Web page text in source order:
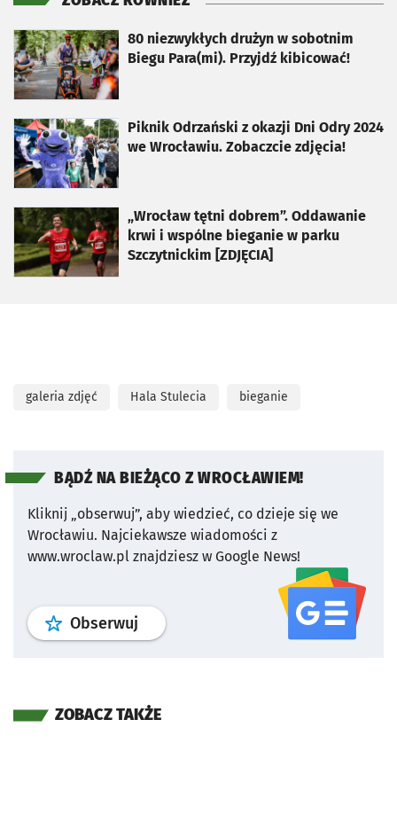
80 niezwykłych drużyn w sobotnim
Biegu Para(mi). Przyjdź kibicować!
otworzy się w nowej karcie
Piknik Odrzański z okazji Dni Odry 2024
we Wrocławiu. Zobaczcie zdjęcia!
otworzy się w nowej karcie
„Wrocław tętni dobrem”. Oddawanie
krwi i wspólne bieganie w parku
Szczytnickim [ZDJĘCIA]
otworzy się w nowej karcie
galeria zdjęć Hala Stulecia bieganie
BĄDŹ NA BIEŻĄCO Z WROCŁAWIEM!
Kliknij „obserwuj”, aby wiedzieć, co dzieje się we
Wrocławiu. Najciekawsze wiadomości z
www.wroclaw.pl znajdziesz w Google News!
Obserwuj profil serwisu
ZOBACZ TAKŻE